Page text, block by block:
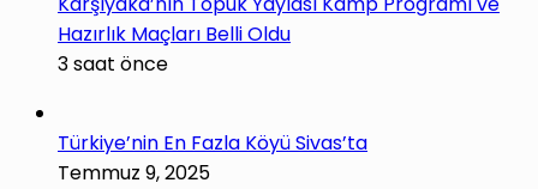
Hazırlık Maçları Belli Oldu
3 saat önce
Türkiye’nin En Fazla Köyü Sivas’ta
Temmuz 9, 2025